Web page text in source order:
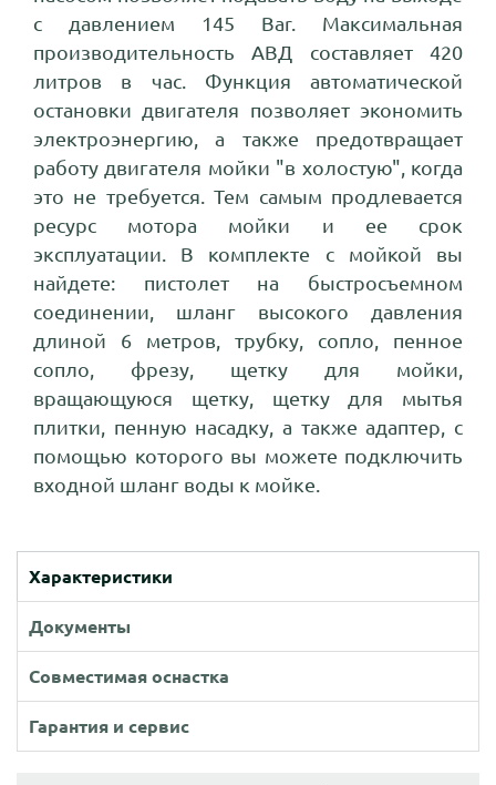
с давлением 145 Bar. Максимальная
производительность АВД составляет 420
литров в час. Функция автоматической
остановки двигателя позволяет экономить
электроэнергию, а также предотвращает
работу двигателя мойки "в холостую", когда
это не требуется. Тем самым продлевается
ресурс мотора мойки и ее срок
эксплуатации. В комплекте с мойкой вы
найдете: пистолет на быстросъемном
соединении, шланг высокого давления
длиной 6 метров, трубку, сопло, пенное
сопло, фрезу, щетку для мойки,
вращающуюся щетку, щетку для мытья
плитки, пенную насадку, а также адаптер, с
помощью которого вы можете подключить
входной шланг воды к мойке.
Характеристики
Документы
Совместимая оснастка
Гарантия и сервис